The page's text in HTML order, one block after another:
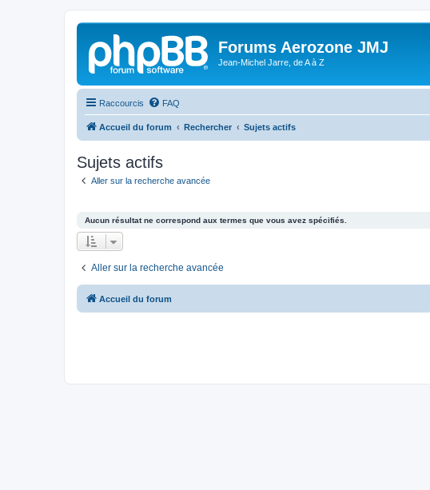
Forums Aerozone JMJ
Jean-Michel Jarre, de A à Z
Raccourcis FAQ
Accueil du forum Rechercher Sujets actifs
Sujets actifs
Aller sur la recherche avancée
Aucun résultat ne correspond aux termes que vous avez spécifiés.
Aller sur la recherche avancée
Accueil du forum